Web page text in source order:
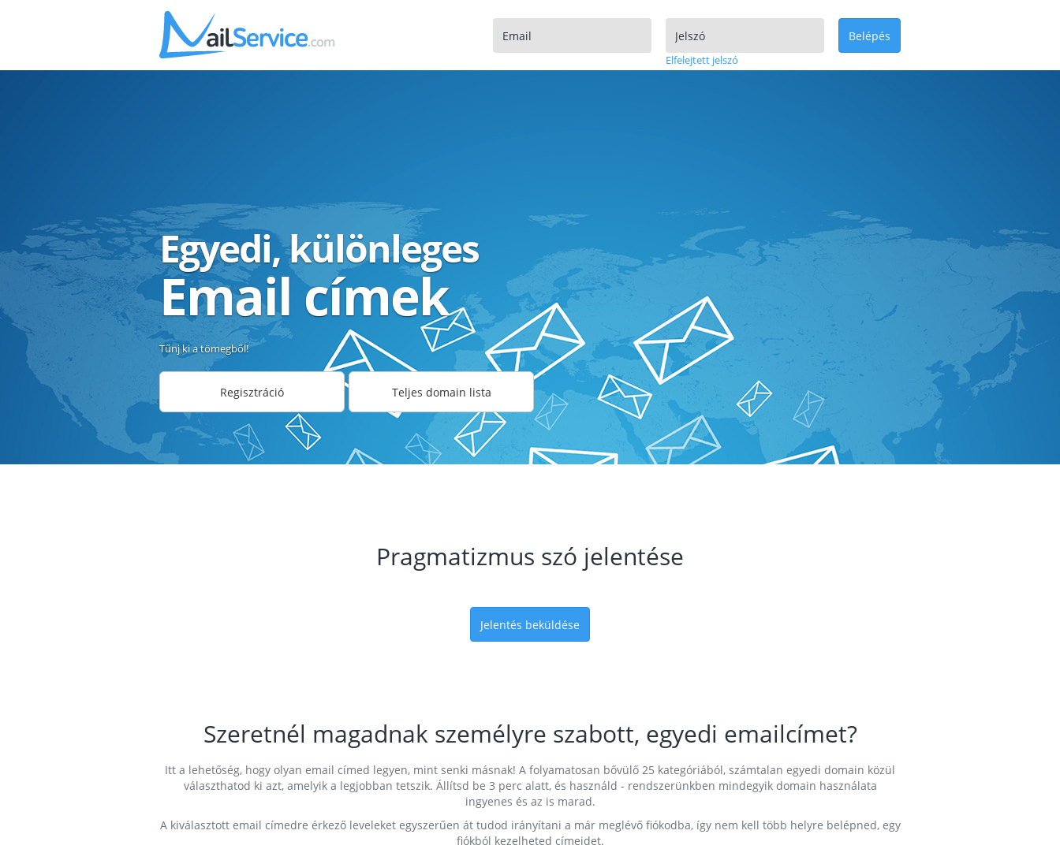
Elfelejtett jelszó
Belépés
Egyedi, különleges
Email címek
Tűnj ki a tömegből!
Regisztráció Teljes domain lista
Pragmatizmus szó jelentése
Jelentés beküldése
Szeretnél magadnak személyre szabott, egyedi emailcímet?
Itt a lehetőség, hogy olyan email címed legyen, mint senki másnak! A folyamatosan bővülő 25 kategóriából, számtalan egyedi domain közül
választhatod ki azt, amelyik a legjobban tetszik. Állítsd be 3 perc alatt, és használd - rendszerünkben mindegyik domain használata
ingyenes és az is marad.
A kiválasztott email címedre érkező leveleket egyszerűen át tudod irányítani a már meglévő fiókodba, így nem kell több helyre belépned, egy
fiókból kezelheted címeidet.